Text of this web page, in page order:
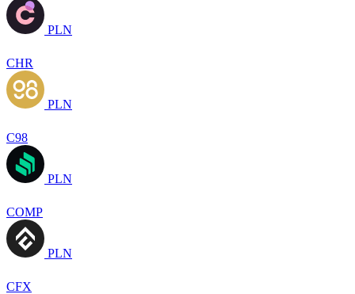
PLN
CHR
PLN
C98
PLN
COMP
PLN
CFX